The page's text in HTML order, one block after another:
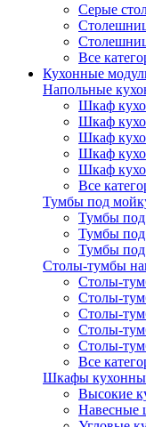
Серые
Все
Кухонные
Напольные
Шкаф
Шкаф
Шкаф
Шкаф
Шкаф
Все
Тумбы под
Тумбы
Тумбы
Тумбы
Столы-тумбы
Столы-
Столы-
Столы-
Столы-
Столы-
Все
Шкафы
Высокие
Навесные